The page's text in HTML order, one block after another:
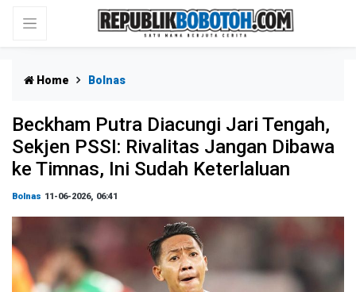
Home Bolnas
Beckham Putra Diacungi Jari Tengah,
Sekjen PSSI: Rivalitas Jangan Dibawa
ke Timnas, Ini Sudah Keterlaluan
Bolnas 11-06-2026, 06:41